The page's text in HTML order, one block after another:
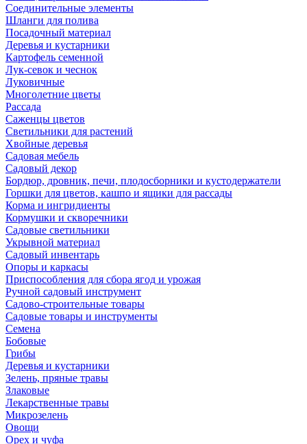
Соединительные элементы
Шланги для полива
Посадочный материал
Деревья и кустарники
Картофель семенной
Лук-севок и чеснок
Луковичные
Многолетние цветы
Рассада
Саженцы цветов
Светильники для растений
Хвойные деревья
Садовая мебель
Садовый декор
Бордюр, дровник, печи, плодосборники и кустодержатели
Горшки для цветов, кашпо и ящики для рассады
Корма и ингридиенты
Кормушки и скворечники
Садовые светильники
Укрывной материал
Садовый инвентарь
Опоры и каркасы
Приспособления для сбора ягод и урожая
Ручной садовый инструмент
Садово-строительные товары
Садовые товары и инструменты
Семена
Бобовые
Грибы
Деревья и кустарники
Зелень, пряные травы
Злаковые
Лекарственные травы
Микрозелень
Овощи
Орех и чуфа